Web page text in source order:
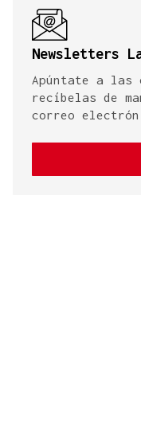
Newsletters
Apúntate a las
recíbelas de
correo